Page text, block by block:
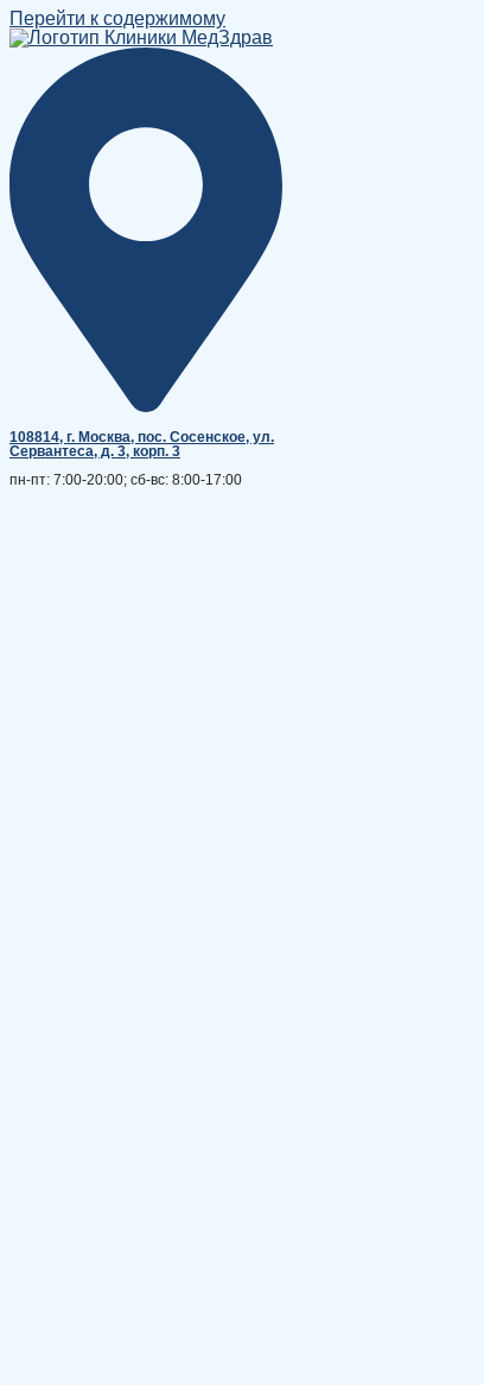
Перейти к содержимому
108814, г. Москва, поc. Сосенское, ул.
Сервантеса, д. 3, корп. 3
пн-пт: 7:00-20:00; сб-вс: 8:00-17:00